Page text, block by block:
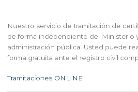
Nuestro servicio de tramitación de
de forma independiente del Ministerio
administración pública. Usted puede
forma gratuita ante el registro civil
Tramitaciones ONLINE